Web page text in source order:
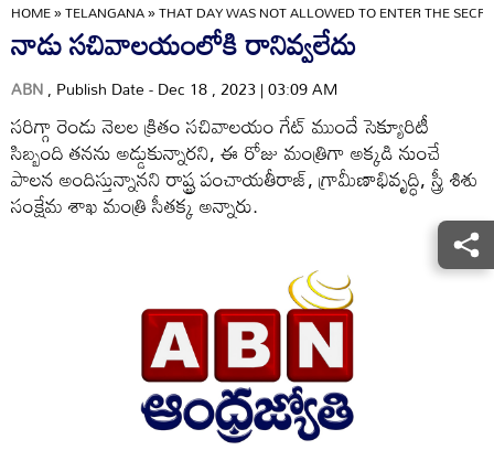
HOME»TELANGANA»THAT DAY WAS NOT ALLOWED TO ENTER THE
నాడు సచివాలయంలోకి రానివ్వలేదు
ABN, Publish Date - Dec 18 , 2023 | 03:09 AM
సరిగ్గా రెండు నెలల క్రితం సచివాలయం గేట్‌ ముందే సెక్యూరిటీ
సిబ్బంది తనను అడ్డుకున్నారని, ఈ రోజు మంత్రిగా అక్కడి నుంచే
పాలన అందిస్తున్నానని రాష్ట్ర పంచాయతీరాజ్‌, గ్రామీణాభివృద్ధి, స్త్రీ శిశు
సంక్షేమ శాఖ మంత్రి సీతక్క అన్నారు.